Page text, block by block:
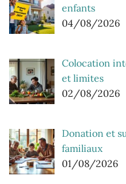
enfants
04/08/2026
Colocation
et limites
02/08/2026
Donation et
familiaux
01/08/2026